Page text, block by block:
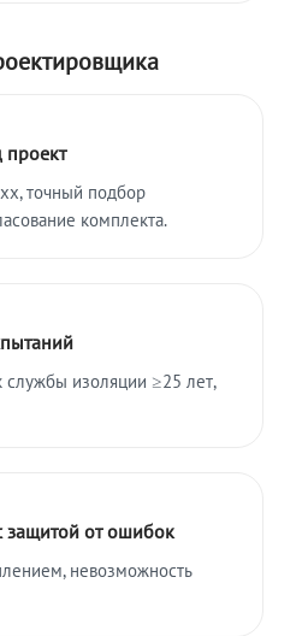
точный подбор
комплекта.
службы изоляции ≥25 лет,
защитой от ошибок
невозможность